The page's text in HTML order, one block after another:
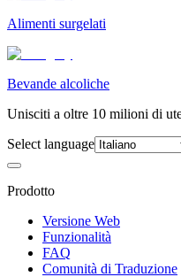
Alimenti surgelati
Bevande alcoliche
Unisciti a oltre 10 milioni di
Select language
Prodotto
Versione Web
Funzionalità
FAQ
Comunità di Traduzione